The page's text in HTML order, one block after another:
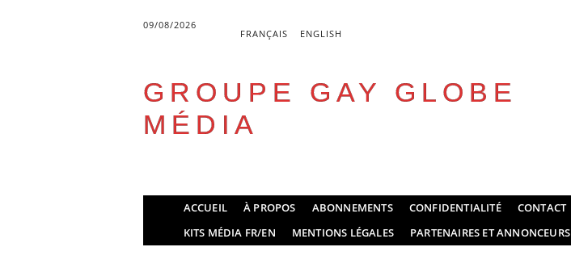
09/08/2026
FRANÇAIS ENGLISH
GROUPE GAY GLOBE
MÉDIA
Main menu
ACCUEIL À PROPOS ABONNEMENTS CONFIDENTIALITÉ CONTACT
KITS MÉDIA FR/EN
MENTIONS LÉGALES PARTENAIRES ET ANNONCEURS